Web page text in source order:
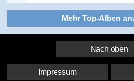
Mehr Top-Alben
Nach oben
Impressum